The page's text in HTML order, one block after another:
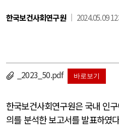
한국보건사회연구원 2024.05.09
_2023_50.pdf 바로보기
한국보건사회연구원은 국내 인
의를 분석한 보고서를 발표하였